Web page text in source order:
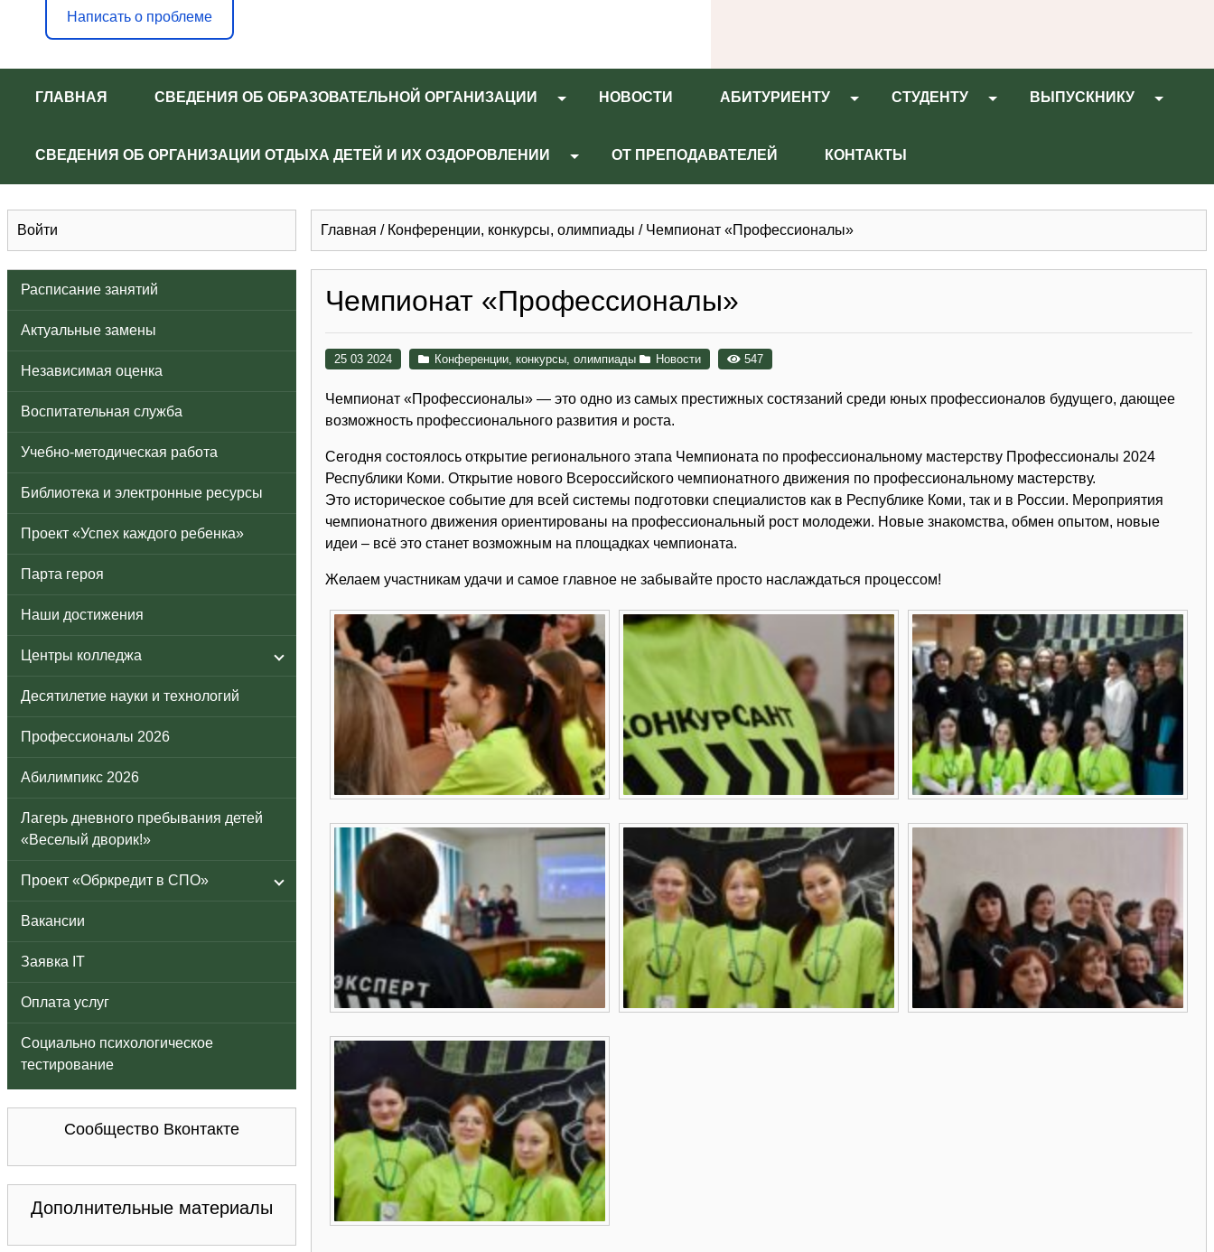
Написать о проблеме
ГЛАВНАЯ СВЕДЕНИЯ ОБ ОБРАЗОВАТЕЛЬНОЙ ОРГАНИЗАЦИИ НОВОСТИ АБИТУРИЕНТУ СТУДЕНТУ ВЫПУСКНИКУ
СВЕДЕНИЯ ОБ ОРГАНИЗАЦИИ ОТДЫХА ДЕТЕЙ И ИХ ОЗДОРОВЛЕНИИ ОТ ПРЕПОДАВАТЕЛЕЙ КОНТАКТЫ
Войти
Расписание занятий
Актуальные замены
Независимая оценка
Воспитательная служба
Учебно-методическая работа
Библиотека и электронные ресурсы
Проект «Успех каждого ребенка»
Парта героя
Наши достижения
Центры колледжа
Десятилетие науки и технологий
Профессионалы 2026
Абилимпикс 2026
Лагерь дневного пребывания детей
«Веселый дворик!»
Проект «Обркредит в СПО»
Вакансии
Заявка IT
Оплата услуг
Социально психологическое
тестирование
Сообщество Вконтакте
Дополнительные материалы
Главная / Конференции, конкурсы, олимпиады / Чемпионат «Профессионалы»
Чемпионат «Профессионалы»
25 03 2024 Конференции, конкурсы, олимпиады Новости 547
Чемпионат «Профессионалы» — это одно из самых престижных состязаний среди юных профессионалов будущего, дающее
возможность профессионального развития и роста.
Сегодня состоялось открытие регионального этапа Чемпионата по профессиональному мастерству Профессионалы 2024
Республики Коми. Открытие нового Всероссийского чемпионатного движения по профессиональному мастерству.
Это историческое событие для всей системы подготовки специалистов как в Республике Коми, так и в России. Мероприятия
чемпионатного движения ориентированы на профессиональный рост молодежи. Новые знакомства, обмен опытом, новые
идеи – всё это станет возможным на площадках чемпионата.
Желаем участникам удачи и самое главное не забывайте просто наслаждаться процессом!